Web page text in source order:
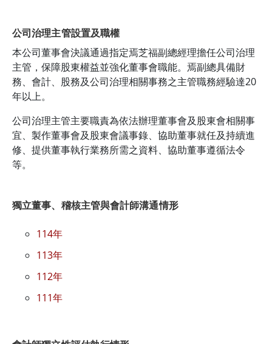
公司治理主管設置及職權
本公司董事會決議通過指定焉芝福副總經理擔任公司治理
主管，保障股東權益並強化董事會職能。焉副總具備財
務、會計、股務及公司治理相關事務之主管職務經驗達20
年以上。
公司治理主管主要職責為依法辦理董事會及股東會相關事
宜、製作董事會及股東會議事錄、協助董事就任及持續進
修、提供董事執行業務所需之資料、協助董事遵循法令
等。
獨立董事、稽核主管與會計師溝通情形
114年
113年
112年
111年